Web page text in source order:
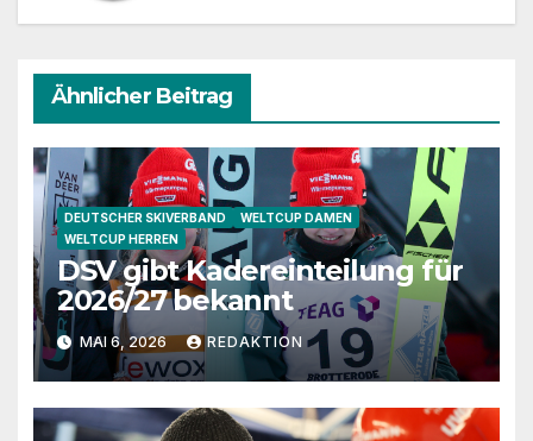
Ähnlicher Beitrag
DEUTSCHER SKIVERBAND
WELTCUP DAMEN
WELTCUP HERREN
DSV gibt Kadereinteilung für
2026/27 bekannt
MAI 6, 2026 REDAKTION